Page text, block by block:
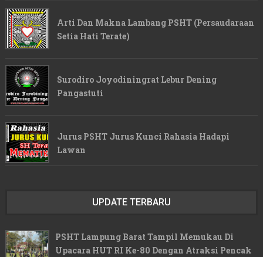
Arti Dan Makna Lambang PSHT (Persaudaraan
Setia Hati Terate)
Surodiro Joyodiningrat Lebur Dening
Pangastuti
Jurus PSHT Jurus Kunci Rahasia Hadapi
Lawan
UPDATE TERBARU
PSHT Lampung Barat Tampil Memukau Di
Upacara HUT RI Ke-80 Dengan Atraksi Pencak